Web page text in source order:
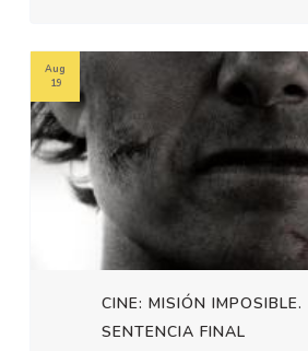
CINE: MISIÓN IMPOSIBLE.
SENTENCIA FINAL
Aug
19